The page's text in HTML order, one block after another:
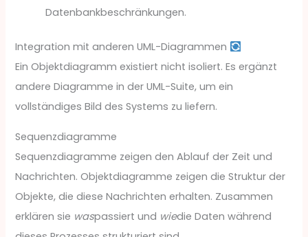
Datenbankbeschränkungen.
Integration mit anderen UML-Diagrammen
Ein Objektdiagramm existiert nicht isoliert. Es ergänzt
andere Diagramme in der UML-Suite, um ein
vollständiges Bild des Systems zu liefern.
Sequenzdiagramme
Sequenzdiagramme zeigen den Ablauf der Zeit und
Nachrichten. Objektdiagramme zeigen die Struktur der
Objekte, die diese Nachrichten erhalten. Zusammen
erklären sie waspassiert und wiedie Daten während